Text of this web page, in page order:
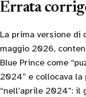
Errata
La prima versione di
maggio 2026,
Blue Prince come
2024” e collocava la
“nell’aprile 2024”: